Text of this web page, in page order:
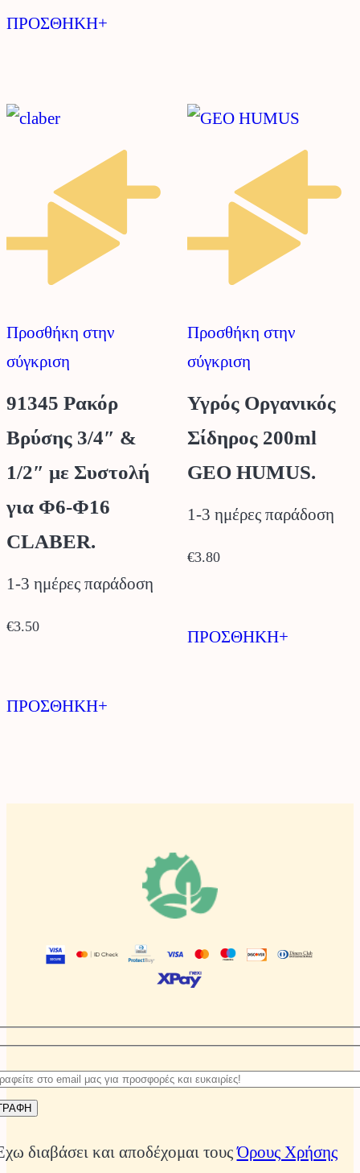
ΠΡΟΣΘΗΚΗ+
Προσθήκη στην
σύγκριση
91345 Ρακόρ
Βρύσης 3/4″ &
1/2″ με Συστολή
για Φ6-Φ16
CLABER.
1-3 ημέρες παράδοση
€3.50
ΠΡΟΣΘΗΚΗ+
Προσθήκη στην
σύγκριση
Υγρός Οργανικός
Σίδηρος 200ml
GEO HUMUS.
1-3 ημέρες παράδοση
€3.80
ΠΡΟΣΘΗΚΗ+
διαβάσει και αποδέχομαι τουςΌρους Χρήσης